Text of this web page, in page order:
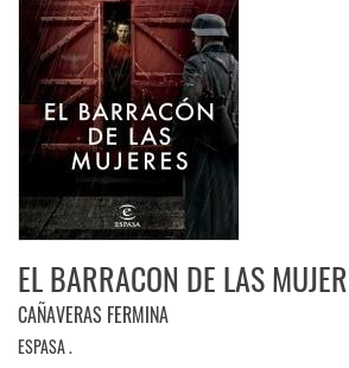
EL BARRACON DE LAS
CAÑAVERAS FERMINA
ESPASA .